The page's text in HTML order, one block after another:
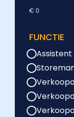
€ 0
FUNCTIE